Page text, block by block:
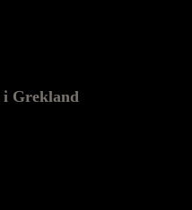
Grekland